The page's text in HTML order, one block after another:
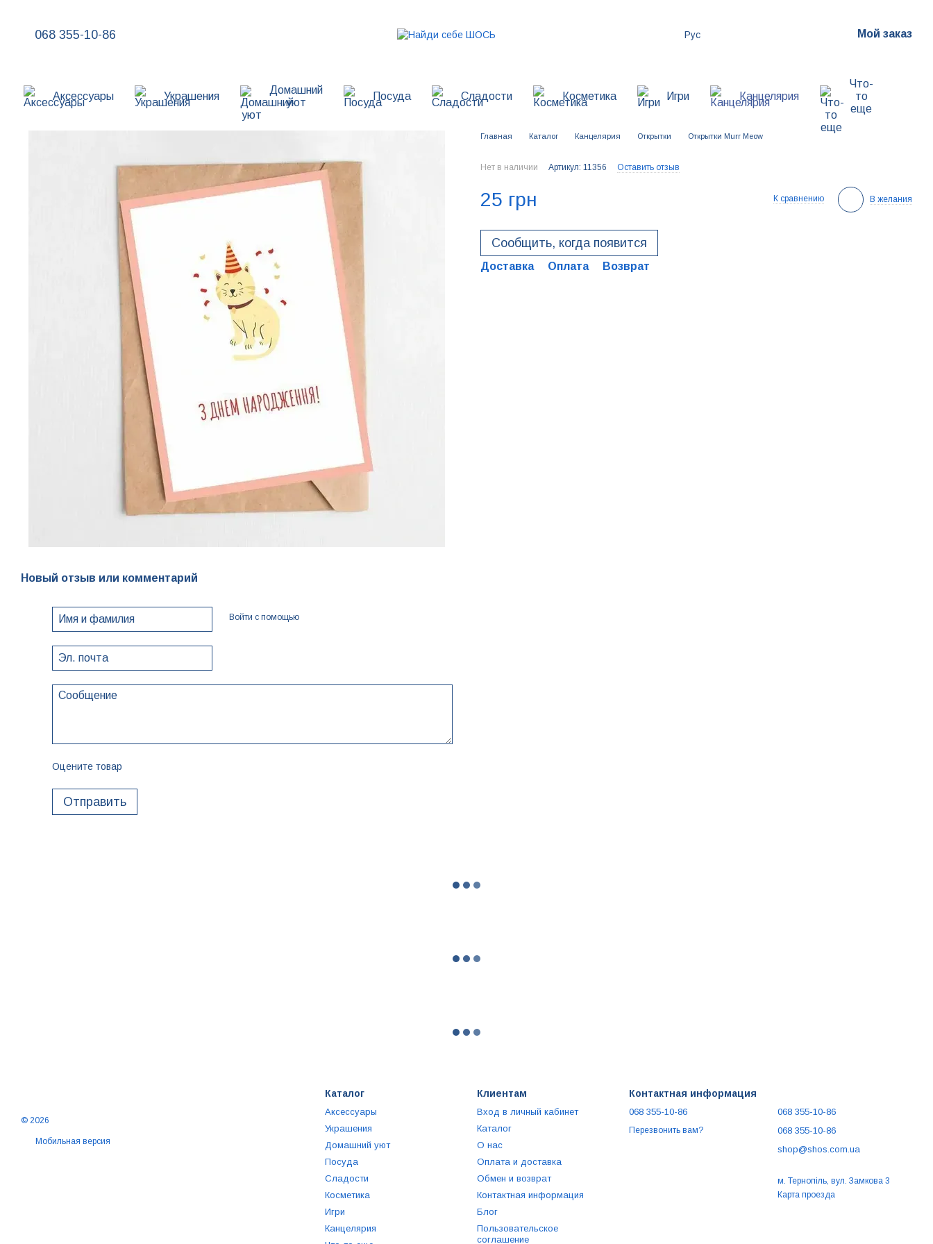
068 355-10-86 Рус Мой заказ
Аксессуары Украшения
Домашний
уют
Посуда Сладости Косметика Игри Канцелярия
Что-
то
еще
Новый отзыв или комментарий
Войти с помощью
Оцените товар
Отправить
Главная Каталог Канцелярия Открытки Открытки Murr Meow
Нет в наличии Артикул: 11356 Оставить отзыв
25 грн К сравнению В желания
Сообщить, когда появится
Доставка Оплата Возврат
© 2026
Мобильная версия
Каталог
Аксессуары
Украшения
Домашний уют
Посуда
Сладости
Косметика
Игри
Канцелярия
Клиентам
Вход в личный кабинет
Каталог
О нас
Оплата и доставка
Обмен и возврат
Контактная информация
Блог
Пользовательское
соглашение
Контактная информация
068 355-10-86
Перезвонить вам?
068 355-10-86
068 355-10-86
shop@shos.com.ua
м. Тернопіль, вул. Замкова 3
Карта проезда